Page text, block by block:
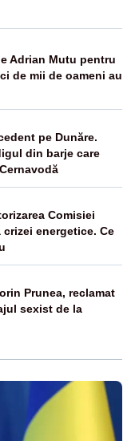
Adrian Mutu pentru
de mii de oameni au
pe Dunăre.
din barje care
Comisiei
energetice. Ce
Prunea, reclamat
sexist de la